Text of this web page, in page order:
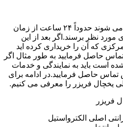
یخچال هایی که تازه خریداری می شوند حدوداً ۲۴ ساعت از زمان
نظر برسند.اگر بعد از این
که آن را خریداری کرده اید
تماس حاصل فرمایید به طور مثال اگر
است باید به نمایندگی و خدمات
حاصل فرمایید.در ادامه برای
یخچال فریزر را معرفی می کنیم.
فریزر
اصلی الکترواستیل